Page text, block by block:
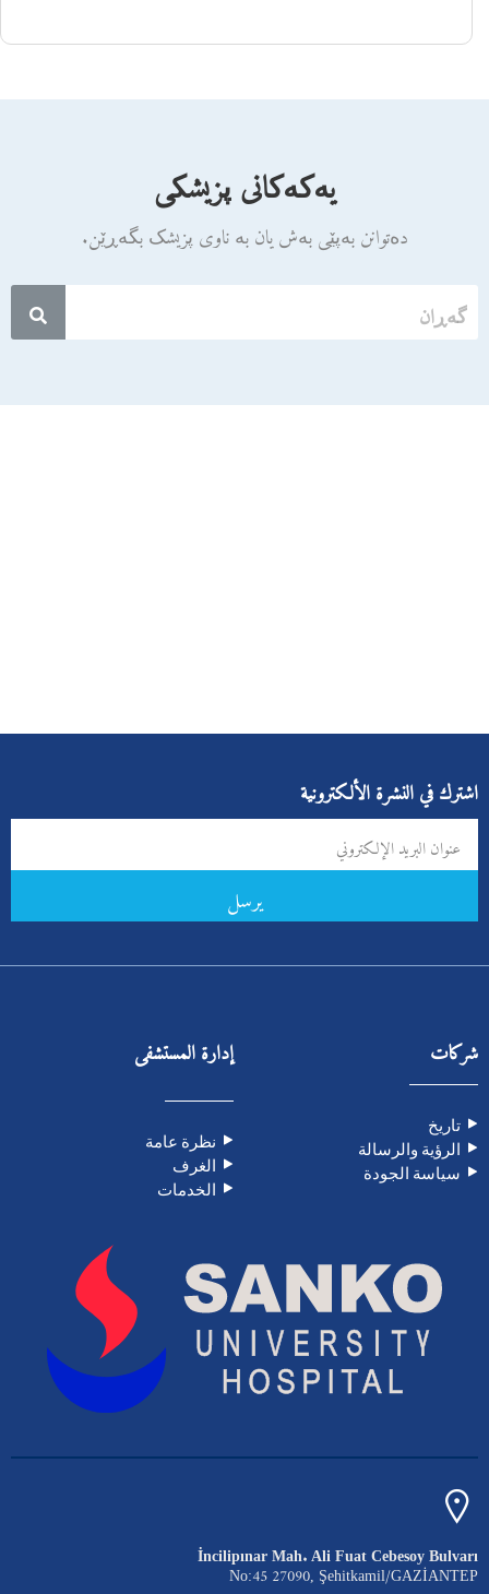
یەکەکانی پزیشکی
دەتوانن بەپێی بەش یان بە ناوی پزیشک بگەڕێن.
اشترك في النشرة الألكترونية
يرسل
شركات
تاريخ
الرؤية والرسالة
سياسة الجودة
إدارة المستشفى
نظرة عامة
الغرف
الخدمات
İncilipınar Mah. Ali Fuat Cebesoy Bulvarı
No:45 27090, Şehitkamil/GAZİANTEP